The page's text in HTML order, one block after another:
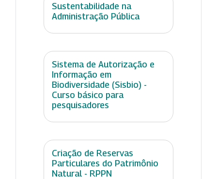
Sustentabilidade na
Administração Pública
Sistema de Autorização e
Informação em
Biodiversidade (Sisbio) -
Curso básico para
pesquisadores
Criação de Reservas
Particulares do Patrimônio
Natural - RPPN